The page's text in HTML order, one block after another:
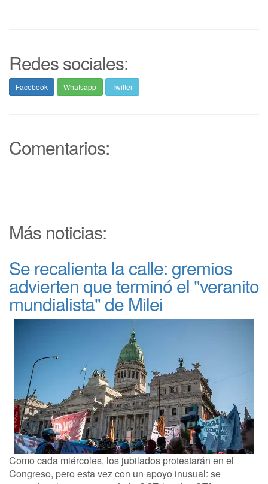
Redes sociales:
Facebook Whatsapp Twitter
Comentarios:
Más noticias:
Se recalienta la calle: gremios
advierten que terminó el "veranito
mundialista" de Milei
Como cada miércoles, los jubilados protestarán en el
Congreso, pero esta vez con un apoyo inusual: se